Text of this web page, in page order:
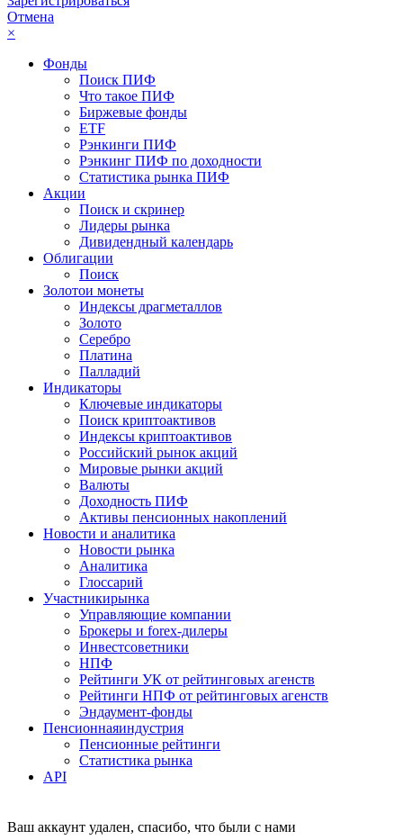
Отмена
×
Фонды
Поиск ПИФ
Что такое ПИФ
Биржевые фонды
ETF
Рэнкинги ПИФ
Рэнкинг ПИФ по доходности
Статистика рынка ПИФ
Акции
Поиск и скринер
Лидеры рынка
Дивидендный календарь
Облигации
Поиск
Золотои монеты
Индексы драгметаллов
Золото
Серебро
Платина
Палладий
Индикаторы
Ключевые индикаторы
Поиск криптоактивов
Индексы криптоактивов
Российский рынок акций
Мировые рынки акций
Валюты
Доходность ПИФ
Активы пенсионных накоплений
Новости и аналитика
Новости рынка
Аналитика
Глоссарий
Участникирынка
Управляющие компании
Брокеры и forex-дилеры
Инвестсоветники
НПФ
Рейтинги УК от рейтинговых агенств
Рейтинги НПФ от рейтинговых агенств
Эндаумент-фонды
Пенсионнаяиндустрия
Пенсионные рейтинги
Статистика рынка
API
Ваш аккаунт удален, спасибо, что были с нами